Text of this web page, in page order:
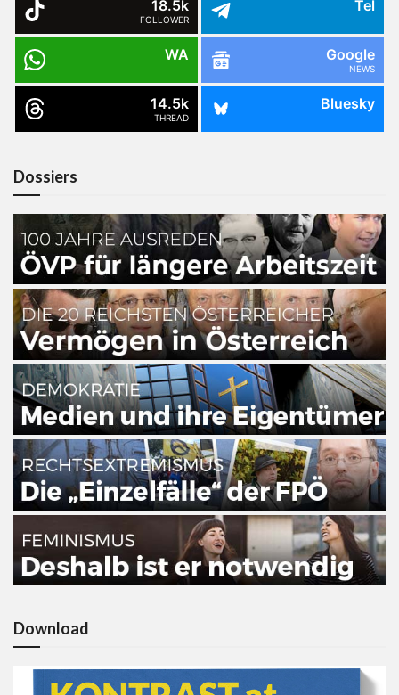
18.5k
FOLLOWER
Tel
WA Google
NEWS
14.5k
THREAD
Bluesky
Dossiers
Download